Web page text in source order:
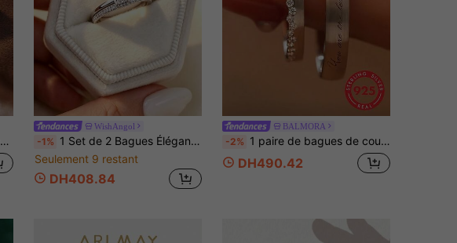
WishAngol
-1% 1 Set de 2 Bagues Élégantes en Argent Sterling 925 à 4 Griffes Carrées Princesse en Zircone Empilables, Bagues de Fiançailles, Mariage, Anniversaire et Promesse pour Femmes, Bijoux Haut de Gamme
Seulement 9 restant
DH408.84
BALMORA
-2% 1 paire de bagues de couple en argent sterling S925, finition brossée, design ouvert et ajustable, cadeau idéal pour mariage, fiançailles, anniversaire, déclaration de la Saint-Valentin, convient aux tailles 7-10
DH490.42